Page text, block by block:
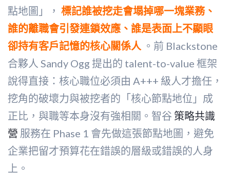
點地圖」， 標記誰被挖走會塌掉哪一塊業務、
誰的離職會引發連鎖效應、誰是表面上不顯眼
卻持有客戶記憶的核心關係人 。前 Blackstone
合夥人 Sandy Ogg 提出的 talent-to-value 框架
說得直接：核心職位必須由 A+++ 級人才擔任，
挖角的破壞力與被挖者的「核心節點地位」成
正比，與職等本身沒有強相關。智谷 策略共識
營 服務在 Phase 1 會先做這張節點地圖，避免
企業把留才預算花在錯誤的層級或錯誤的人身
上。